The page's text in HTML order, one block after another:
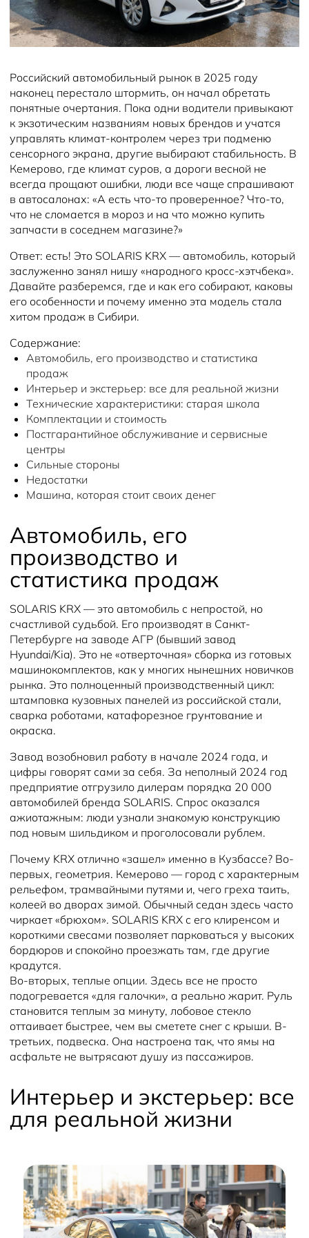
Новости
Блог
Российский автомобильный рынок в 2025 году
наконец перестало штормить, он начал обретать
понятные очертания. Пока одни водители привыкают
к экзотическим названиям новых брендов и учатся
управлять климат-контролем через три подменю
сенсорного экрана, другие выбирают стабильность. В
Кемерово, где климат суров, а дороги весной не
всегда прощают ошибки, люди все чаще спрашивают
в автосалонах: «А есть что-то проверенное? Что-то,
что не сломается в мороз и на что можно купить
запчасти в соседнем магазине?»
Ответ: есть! Это SOLARIS KRX — автомобиль, который
заслуженно занял нишу «народного кросс-хэтчбека».
Давайте разберемся, где и как его собирают, каковы
его особенности и почему именно эта модель стала
хитом продаж в Сибири.
Содержание:
Автомобиль, его производство и статистика
продаж
Интерьер и экстерьер: все для реальной жизни
Технические характеристики: старая школа
Комплектации и стоимость
Постгарантийное обслуживание и сервисные
центры
Сильные стороны
Недостатки
Машина, которая стоит своих денег
Автомобиль, его
производство и
статистика продаж
SOLARIS KRX — это автомобиль с непростой, но
счастливой судьбой. Его производят в Санкт-
Петербурге на заводе АГР (бывший завод
Hyundai/Kia). Это не «отверточная» сборка из готовых
машинокомплектов, как у многих нынешних новичков
рынка. Это полноценный производственный цикл:
штамповка кузовных панелей из российской стали,
сварка роботами, катафорезное грунтование и
окраска.
Завод возобновил работу в начале 2024 года, и
цифры говорят сами за себя. За неполный 2024 год
предприятие отгрузило дилерам порядка 20 000
автомобилей бренда SOLARIS. Спрос оказался
ажиотажным: люди узнали знакомую конструкцию
под новым шильдиком и проголосовали рублем.
Почему KRX отлично «зашел» именно в Кузбассе? Во-
первых, геометрия. Кемерово — город с характерным
рельефом, трамвайными путями и, чего греха таить,
колеей во дворах зимой. Обычный седан здесь часто
чиркает «брюхом». SOLARIS KRX с его клиренсом и
короткими свесами позволяет парковаться у высоких
бордюров и спокойно проезжать там, где другие
крадутся.
Во-вторых, теплые опции. Здесь все не просто
подогревается «для галочки», а реально жарит. Руль
становится теплым за минуту, лобовое стекло
оттаивает быстрее, чем вы сметете снег с крыши. В-
третьих, подвеска. Она настроена так, что ямы на
асфальте не вытрясают душу из пассажиров.
Интерьер и экстерьер: все
для реальной жизни